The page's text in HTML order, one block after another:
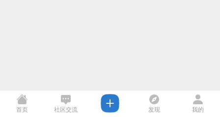
首页 社区交流 发现 我的